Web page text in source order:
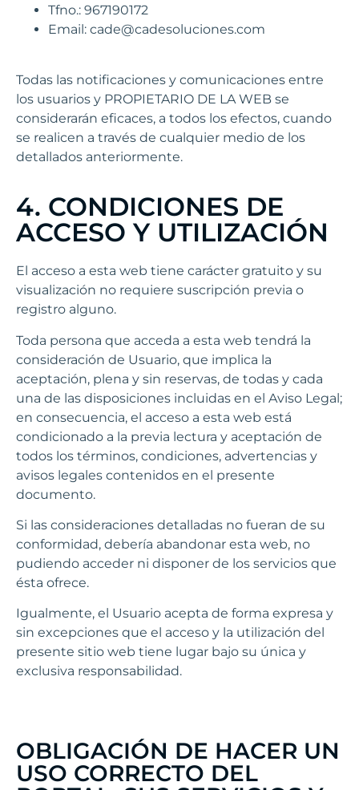
Tfno.: 967190172
Email: cade@cadesoluciones.com
Todas las notificaciones y comunicaciones entre
los usuarios y PROPIETARIO DE LA WEB se
considerarán eficaces, a todos los efectos, cuando
se realicen a través de cualquier medio de los
detallados anteriormente.
4. CONDICIONES DE
ACCESO Y UTILIZACIÓN
El acceso a esta web tiene carácter gratuito y su
visualización no requiere suscripción previa o
registro alguno.
Toda persona que acceda a esta web tendrá la
consideración de Usuario, que implica la
aceptación, plena y sin reservas, de todas y cada
una de las disposiciones incluidas en el Aviso Legal;
en consecuencia, el acceso a esta web está
condicionado a la previa lectura y aceptación de
todos los términos, condiciones, advertencias y
avisos legales contenidos en el presente
documento.
Si las consideraciones detalladas no fueran de su
conformidad, debería abandonar esta web, no
pudiendo acceder ni disponer de los servicios que
ésta ofrece.
Igualmente, el Usuario acepta de forma expresa y
sin excepciones que el acceso y la utilización del
presente sitio web tiene lugar bajo su única y
exclusiva responsabilidad.
OBLIGACIÓN DE HACER UN
USO CORRECTO DEL